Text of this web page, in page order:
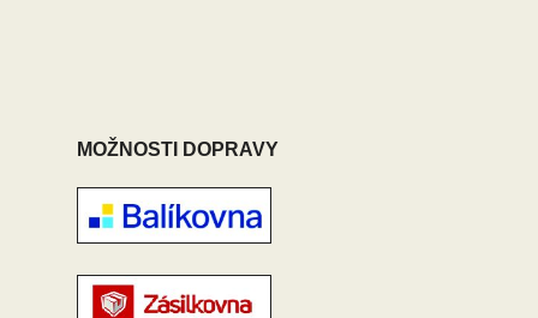
MOŽNOSTI DOPRAVY